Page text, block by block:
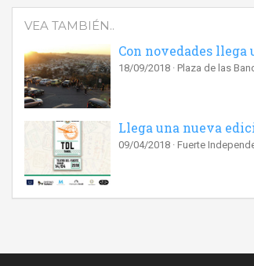
VEA TAMBIÉN..
Con novedades
18/09/2018 Plaza de las
Llega una nueva
09/04/2018 Fuerte